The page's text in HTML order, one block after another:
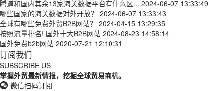
腾道和国内其余13家海关数据平台有什么区... 2024-06-07 13:33:49
哪些国家的海关数据对外开放？ 2024-06-07 13:33:43
全球有哪些免费外贸B2B网站？ 2024-04-15 13:29:35
按照流量排名! 国外十大B2B网站 2024-08-23 14:58:14
国外免费b2b网站 2020-07-21 12:10:31
订阅我们
SUBSCRIBE US
掌握外贸最新情报，挖掘全球贸易商机。
微信扫码订阅